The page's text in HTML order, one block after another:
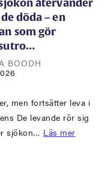
återvänder
döda – en
som gör
BOODH
men fortsätter leva i
De levande rör sig
sjökon… Läs mer